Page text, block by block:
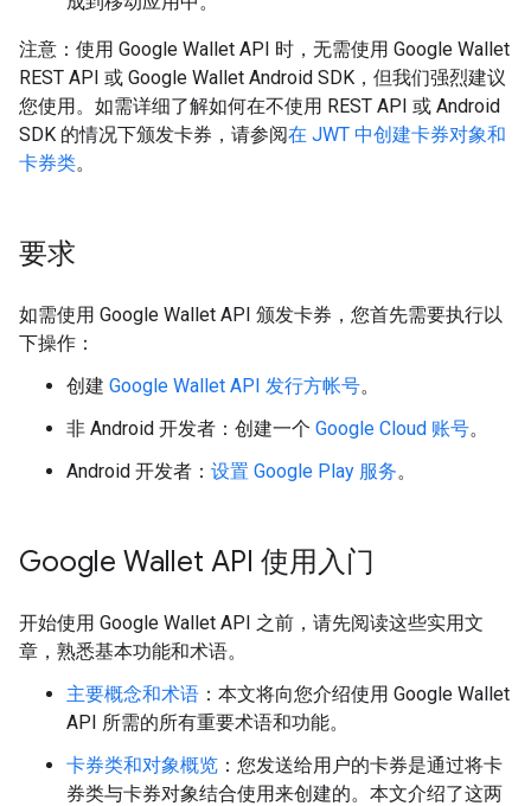
注意：使用 Google Wallet API 时，无需使用 Google Wallet
REST API 或 Google Wallet Android SDK，但我们强烈建议
您使用。如需详细了解如何在不使用 REST API 或 Android
SDK 的情况下颁发卡券，请参阅在 JWT 中创建卡券对象和
卡券类。
要求
如需使用 Google Wallet API 颁发卡券，您首先需要执行以
下操作：
创建 Google Wallet API 发行方帐号。
非 Android 开发者：创建一个 Google Cloud 账号。
Android 开发者： 设置 Google Play 服务。
Google Wallet API 使用入门
开始使用 Google Wallet API 之前，请先阅读这些实用文
章，熟悉基本功能和术语。
主要概念和术语 ：本文将向您介绍使用 Google Wallet
API 所需的所有重要术语和功能。
卡券类和对象概览 ：您发送给用户的卡券是通过将卡
券类与卡券对象结合使用来创建的。本文介绍了这两